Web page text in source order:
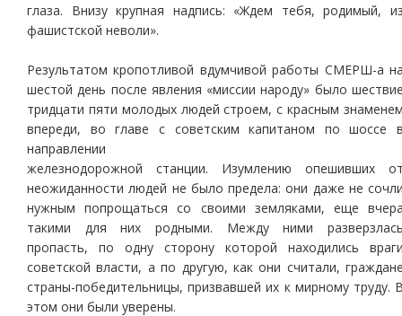
глаза. Внизу крупная надпись: «Ждем тебя, родимый,
фашистской неволи».
Результатом кропотливой вдумчивой работы СМЕРШ-а
шестой день после явления «миссии народу» было
тридцати пяти молодых людей строем, с красным
впереди, во главе с советским капитаном по шоссе
направлении
железнодорожной станции. Изумлению опешивших
неожиданности людей не было предела: они даже не
нужным попрощаться со своими земляками, еще
такими для них родными. Между ними
пропасть, по одну сторону которой находились
советской власти, а по другую, как они считали,
страны-победительницы, призвавшей их к мирному труду.
этом они были уверены.